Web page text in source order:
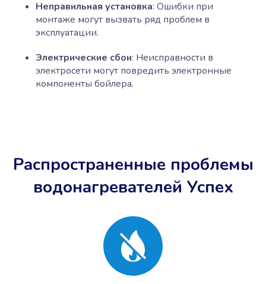
Неправильная установка: Ошибки при
монтаже могут вызвать ряд проблем в
эксплуатации.
Электрические сбои: Неисправности в
электросети могут повредить электронные
компоненты бойлера.
Распространенные проблемы
водонагревателей Успех